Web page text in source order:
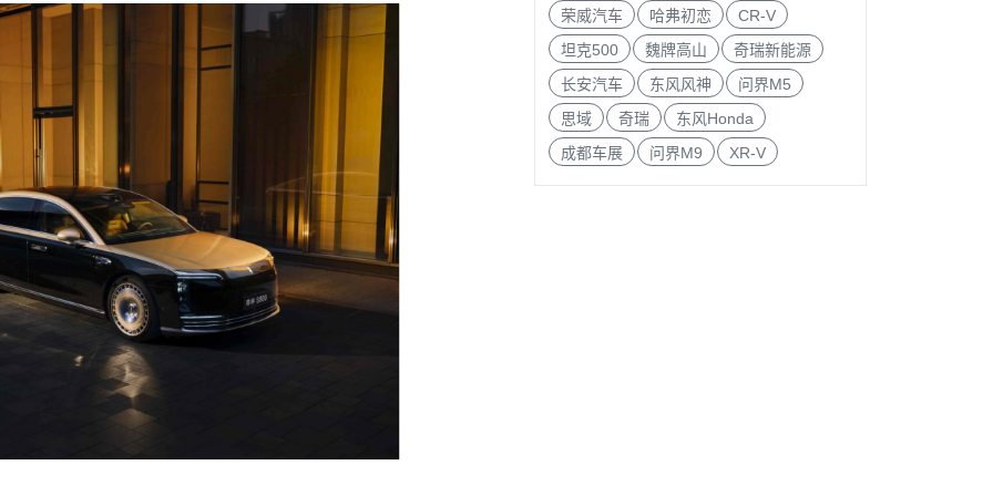
荣威汽车 哈弗初恋
CR-V
坦克500
魏牌高山
奇瑞新能源
长安汽车
东风风神
问界M5
思域
奇瑞
东风Honda
成都车展
问界M9 XR-V